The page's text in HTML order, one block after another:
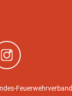
(neues Fenster)
Feuerwehrverband